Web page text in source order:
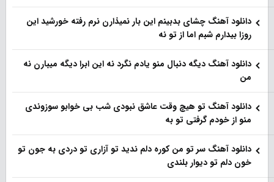
دانلود آهنگ چشای بدبینم این بار نمیذارن نرم رفته خورشید این
روزا بیدارم شبم اما از تو نه
دانلود آهنگ دیگه دنبال منو یادم نگرد نه این ابرا دیگه میبارن نه
من
دانلود آهنگ تو هیچ وقت عاشق نبودی شب بی خوابو سوزوندی
منو از خودم گرفتی تو به
دانلود آهنگ سر تو من کوره دلم ندید تو آزاری تو دردی به جون تو
خون دلم تو دیوار بلندی